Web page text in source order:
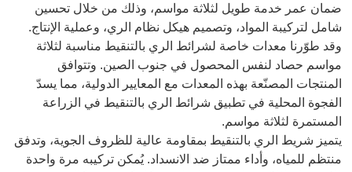
ضمان عمر خدمة طويل لثلاثة مواسم، وذلك من خلال تحسين
شامل لتركيبة المواد، وتصميم هيكل نظام الري، وعملية الإنتاج.
وقد طوّرنا معدات خاصة لشرائط الري بالتنقيط مناسبة لثلاثة
مواسم حصاد لنفس المحصول في جنوب الصين. وتتوافق
المنتجات المصنّعة بهذه المعدات مع المعايير الدولية، مما يسدّ
الفجوة المحلية في تطبيق شرائط الري بالتنقيط في الزراعة
المستمرة لثلاثة مواسم.
يتميز شريط الري بالتنقيط بمقاومة عالية للظروف الجوية، وتدفق
منتظم للمياه، وأداء ممتاز ضد الانسداد. يُمكن تركيبه مرة واحدة